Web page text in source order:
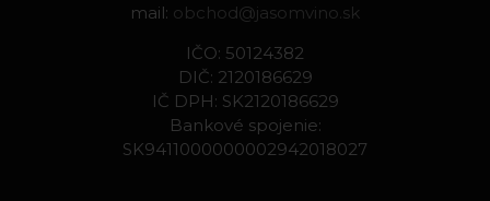
mail: obchod@jasomvino.sk
IČO: 50124382
DIČ: 2120186629
IČ DPH: SK2120186629
Bankové spojenie:
SK9411000000002942018027